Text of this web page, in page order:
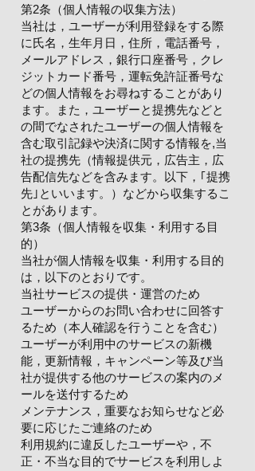
第2条（個人情報の収集方法）
当社は，ユーザーが利用登録をする際
に氏名，生年月日，住所，電話番号，
メールアドレス，銀行口座番号，クレ
ジットカード番号，運転免許証番号な
どの個人情報をお尋ねすることがあり
ます。また，ユーザーと提携先などと
の間でなされたユーザーの個人情報を
含む取引記録や決済に関する情報を,当
社の提携先（情報提供元，広告主，広
告配信先などを含みます。以下，｢提携
先｣といいます。）などから収集するこ
とがあります。
第3条（個人情報を収集・利用する目
的）
当社が個人情報を収集・利用する目的
は，以下のとおりです。
当社サービスの提供・運営のため
ユーザーからのお問い合わせに回答す
るため（本人確認を行うことを含む）
ユーザーが利用中のサービスの新機
能，更新情報，キャンペーン等及び当
社が提供する他のサービスの案内のメ
ールを送付するため
メンテナンス，重要なお知らせなど必
要に応じたご連絡のため
利用規約に違反したユーザーや，不
正・不当な目的でサービスを利用しよ